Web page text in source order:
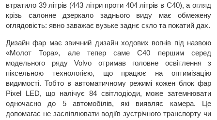
втратило 39 літрів (443 літри проти 404 літрів в С40), а огляд
крізь салонне дзеркало заднього виду має обмежену
оглядовість: явно заважає вузьке заднє скло та покатий дах.
Дизайн фар має звичний дизайн ходових вогнів під назвою
«Молот Тора», але тепер саме С40 першим серед
модельного ряду Volvo отримав головне освітлення з
піксельною технологією, що працює на оптимізацію
видимості. Тобто в автоматичному режимі кожен блок фар
Pixel LED, що налічує 84 світлодіоди, може затемнювати
одночасно до 5 автомобілів, які виявляє камера. Це
допомагає не засліплювати водіїв зустрічного транспорту чи